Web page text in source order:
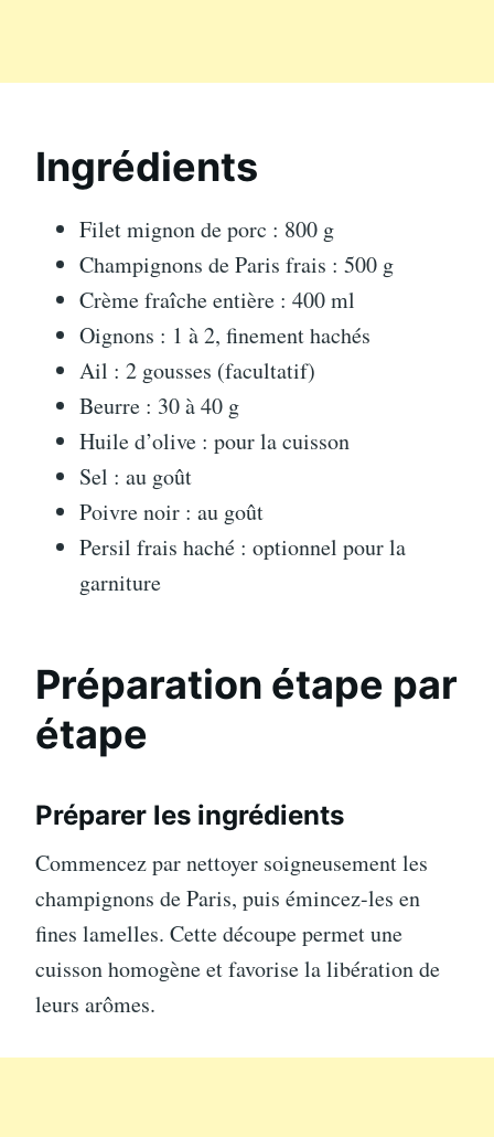
Ingrédients
Filet mignon de porc : 800 g
Champignons de Paris frais : 500 g
Crème fraîche entière : 400 ml
Oignons : 1 à 2, finement hachés
Ail : 2 gousses (facultatif)
Beurre : 30 à 40 g
Huile d’olive : pour la cuisson
Sel : au goût
Poivre noir : au goût
Persil frais haché : optionnel pour la
garniture
Préparation étape par
étape
Préparer les ingrédients
Commencez par nettoyer soigneusement les
champignons de Paris, puis émincez-les en
fines lamelles. Cette découpe permet une
cuisson homogène et favorise la libération de
leurs arômes.